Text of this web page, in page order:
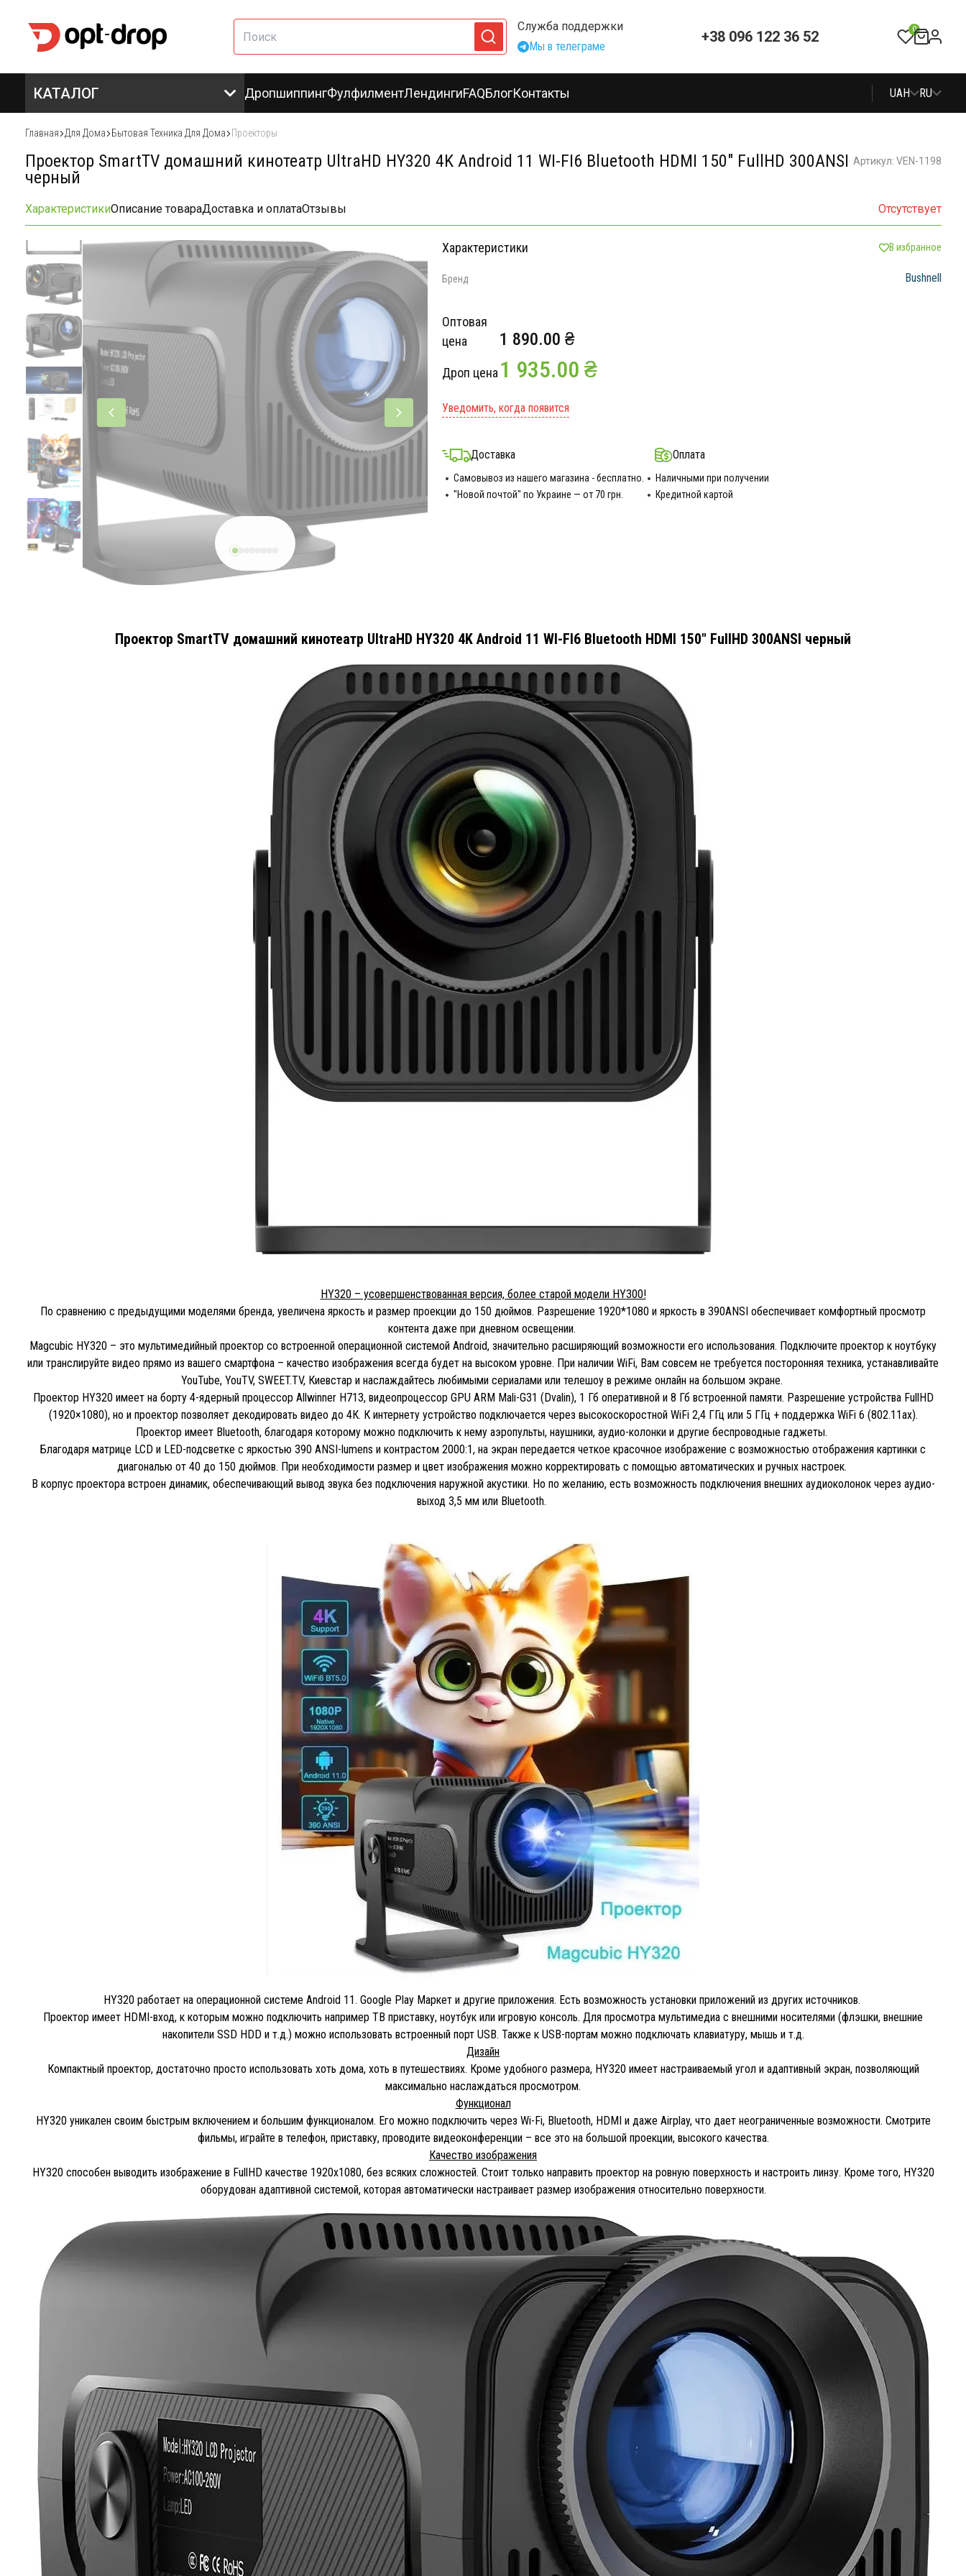
Служба поддержки
Мы в телеграме
+38 096 122 36 52 0
КАТАЛОГ ДропшиппингФулфилментЛендингиFAQБлогКонтакты UAH RU
Главная Для Дома Бытовая Техника Для Дома Проекторы
Проектор SmartTV домашний кинотеатр UltraHD HY320 4K Android 11 WI-FI6 Bluetooth HDMI 150" FullHD 300ANSI
черный
Артикул: VEN-1198
ХарактеристикиОписание товараДоставка и оплатаОтзывы Отсутствует
Характеристики В избранное
Бренд Bushnell
Оптовая
цена
1 890.00 ₴
Дроп цена 1 935.00 ₴
Уведомить, когда появится
Доставка
Самовывоз из нашего магазина - бесплатно.
"Новой почтой" по Украине — от 70 грн.
Оплата
Наличными при получении
Кредитной картой
Проектор SmartTV домашний кинотеатр UltraHD HY320 4K Android 11 WI-FI6 Bluetooth HDMI 150" FullHD 300ANSI черный
HY320 – усовершенствованная версия, более старой модели HY300!
По сравнению с предыдущими моделями бренда, увеличена яркость и размер проекции до 150 дюймов. Разрешение 1920*1080 и яркость в 390ANSI обеспечивает комфортный просмотр
контента даже при дневном освещении.
Magcubic HY320 – это мультимедийный проектор со встроенной операционной системой Android, значительно расширяющий возможности его использования. Подключите проектор к ноутбуку
или транслируйте видео прямо из вашего смартфона – качество изображения всегда будет на высоком уровне. При наличии WiFi, Вам совсем не требуется посторонняя техника, устанавливайте
YouTube, YouTV, SWEET.TV, Киевстар и наслаждайтесь любимыми сериалами или телешоу в режиме онлайн на большом экране.
Проектор HY320 имеет на борту 4-ядерный процессор Allwinner H713, видеопроцессор GPU ARM Mali-G31 (Dvalin), 1 Гб оперативной и 8 Гб встроенной памяти. Разрешение устройства FullHD
(1920×1080), но и проектор позволяет декодировать видео до 4К. К интернету устройство подключается через высокоскоростной WiFi 2,4 ГГц или 5 ГГц + поддержка WiFi 6 (802.11ax).
Проектор имеет Bluetooth, благодаря которому можно подключить к нему аэропульты, наушники, аудио-колонки и другие беспроводные гаджеты.
Благодаря матрице LCD и LED-подсветке с яркостью 390 ANSI-lumens и контрастом 2000:1, на экран передается четкое красочное изображение с возможностью отображения картинки с
диагональю от 40 до 150 дюймов. При необходимости размер и цвет изображения можно корректировать с помощью автоматических и ручных настроек.
В корпус проектора встроен динамик, обеспечивающий вывод звука без подключения наружной акустики. Но по желанию, есть возможность подключения внешних аудиоколонок через аудио-
выход 3,5 мм или Bluetooth.
HY320 работает на операционной системе Android 11. Google Play Маркет и другие приложения. Есть возможность установки приложений из других источников.
Проектор имеет HDMI-вход, к которым можно подключить например ТВ приставку, ноутбук или игровую консоль. Для просмотра мультимедиа с внешними носителями (флэшки, внешние
накопители SSD HDD и т.д.) можно использовать встроенный порт USB. Также к USB-портам можно подключать клавиатуру, мышь и т.д.
Дизайн
Компактный проектор, достаточно просто использовать хоть дома, хоть в путешествиях. Кроме удобного размера, HY320 имеет настраиваемый угол и адаптивный экран, позволяющий
максимально наслаждаться просмотром.
Функционал
HY320 уникален своим быстрым включением и большим функционалом. Его можно подключить через Wi-Fi, Bluetooth, HDMI и даже Airplay, что дает неограниченные возможности. Смотрите
фильмы, играйте в телефон, приставку, проводите видеоконференции – все это на большой проекции, высокого качества.
Качество изображения
HY320 способен выводить изображение в FullHD качестве 1920х1080, без всяких сложностей. Стоит только направить проектор на ровную поверхность и настроить линзу. Кроме того, HY320
оборудован адаптивной системой, которая автоматически настраивает размер изображения относительно поверхности.